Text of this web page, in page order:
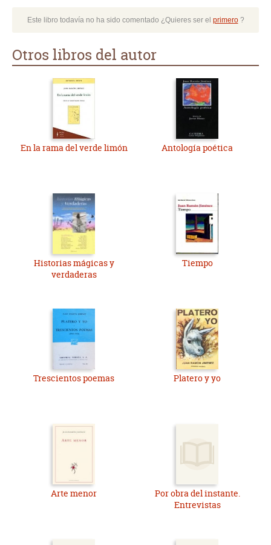
Este libro todavía no ha sido comentado ¿Quieres ser el primero?
Otros libros del autor
En la rama del verde limón Antología poética
Historias mágicas y
verdaderas
Tiempo
Trescientos poemas Platero y yo
Arte menor
Por obra del instante.
Entrevistas